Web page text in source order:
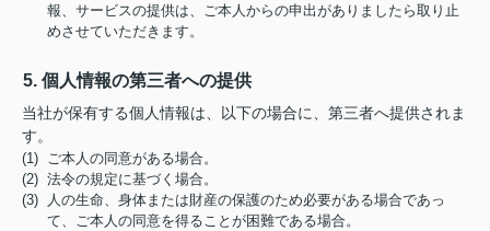
報、サービスの提供は、ご本人からの申出がありましたら取り止
めさせていただきます。
5. 個人情報の第三者への提供
当社が保有する個人情報は、以下の場合に、第三者へ提供されま
す。
(1) ご本人の同意がある場合。
(2) 法令の規定に基づく場合。
(3) 人の生命、身体または財産の保護のため必要がある場合であっ
て、ご本人の同意を得ることが困難である場合。